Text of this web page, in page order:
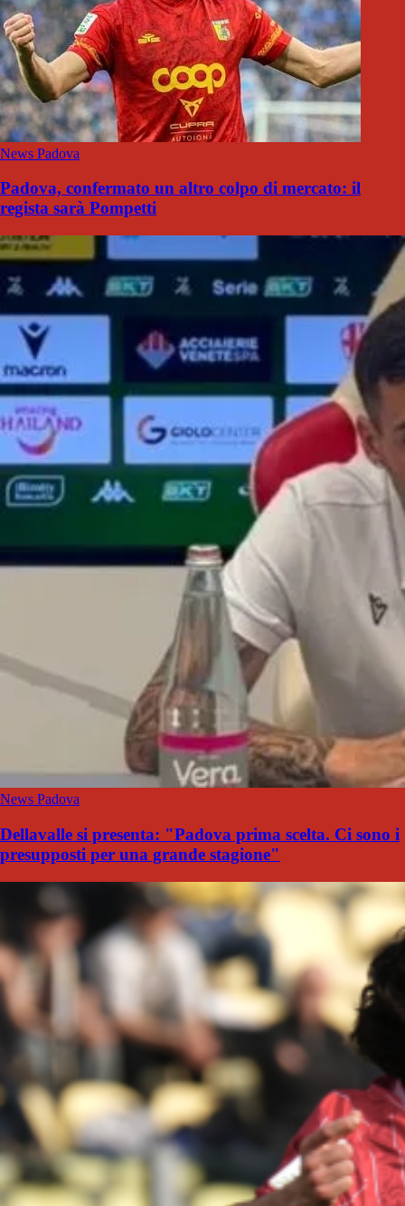
News Padova
Padova, confermato un altro colpo di mercato: il
regista sarà Pompetti
News Padova
Dellavalle si presenta: "Padova prima scelta. Ci sono i
presupposti per una grande stagione"